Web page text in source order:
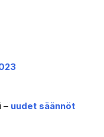
– uudet säännöt